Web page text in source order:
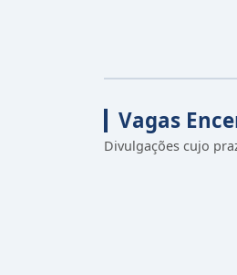
Vagas
Divulgações cujo